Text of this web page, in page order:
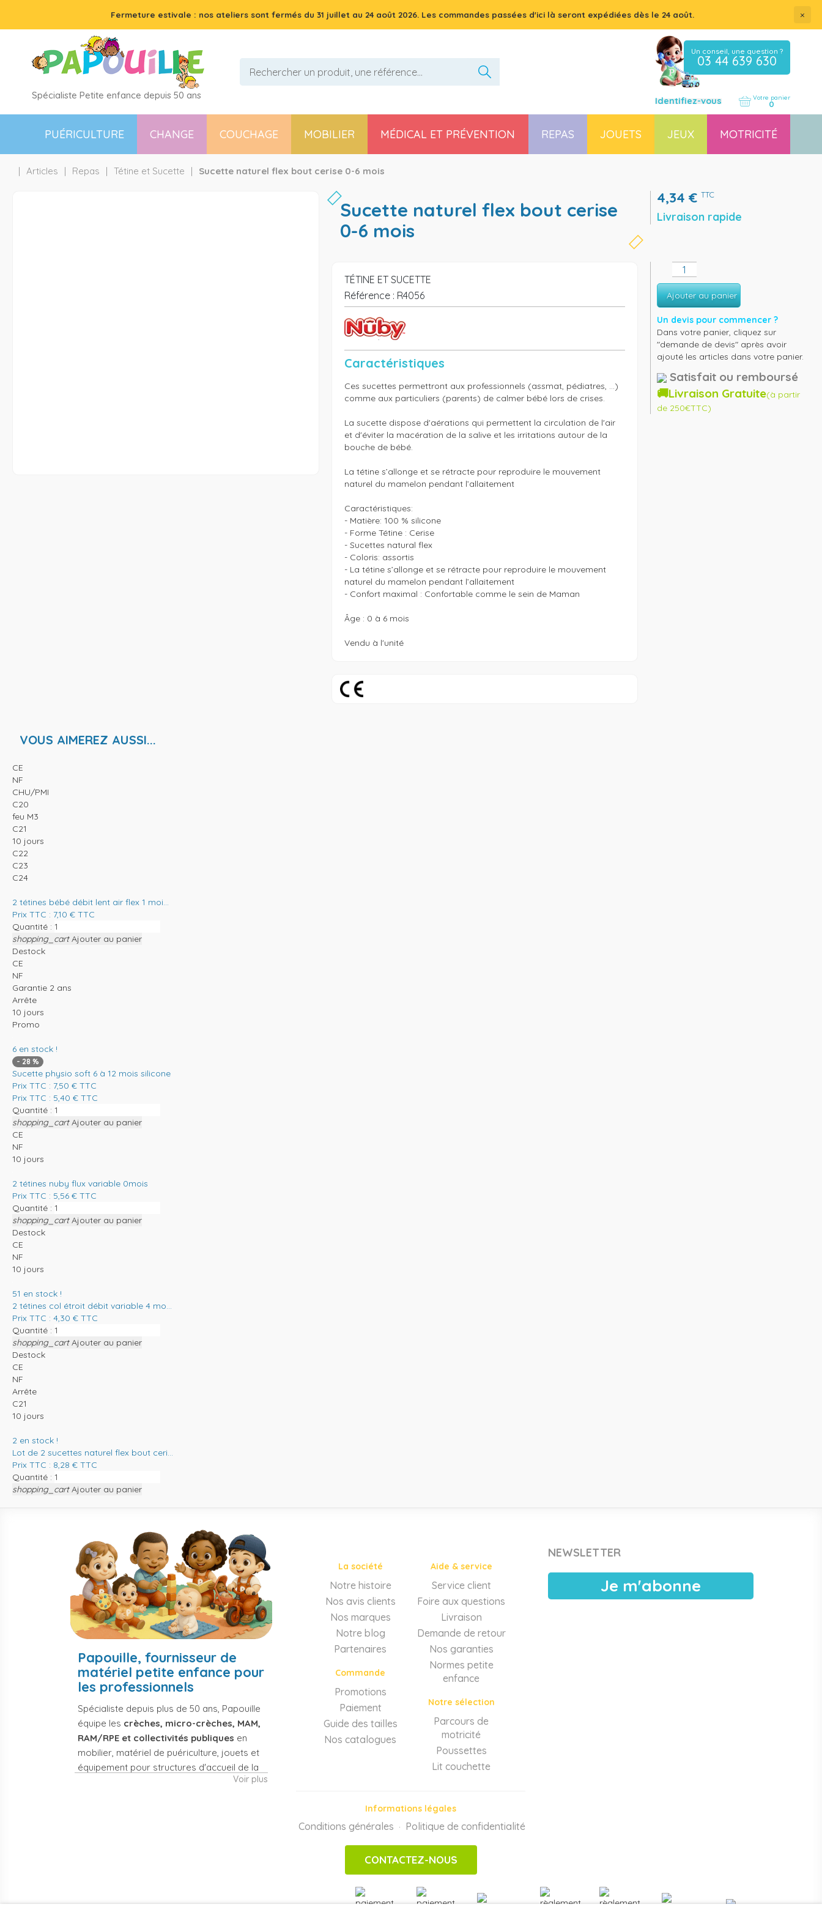
Fermeture estivale : nos ateliers sont fermés du 31 juillet au 24 août 2026. Les commandes passées d'ici là seront expédiées dès le 24 août. ×
Spécialiste Petite enfance depuis 50 ans
Un conseil, une question ?
03 44 639 630
Identifiez-vous Votre panier
0
PUÉRICULTURE CHANGE COUCHAGE MOBILIER MÉDICAL ET PRÉVENTION REPAS JOUETS JEUX MOTRICITÉ
Articles Repas Tétine et Sucette Sucette naturel flex bout cerise 0-6 mois
sucette naturel flex bout cerise
0-6 mois
4,34€ TTC
Livraison rapide
TÉTINE ET SUCETTE
Référence : R4056
Caractéristiques
Ces sucettes permettront aux professionnels (assmat, pédiatres, ...)
comme aux particuliers (parents) de calmer bébé lors de crises.
La sucette dispose d'aérations qui permettent la circulation de l'air
et d'éviter la macération de la salive et les irritations autour de la
bouche de bébé.
La tétine s’allonge et se rétracte pour reproduire le mouvement
naturel du mamelon pendant l’allaitement
Caractéristiques:
- Matière: 100 % silicone
- Forme Tétine : Cerise
- Sucettes natural flex
- Coloris: assortis
- La tétine s’allonge et se rétracte pour reproduire le mouvement
naturel du mamelon pendant l’allaitement
- Confort maximal : Confortable comme le sein de Maman
Âge : 0 à 6 mois
Vendu à l'unité
Ajouter au panier
Un devis pour commencer ?
Dans votre panier, cliquez sur
"demande de devis" après avoir
ajouté les articles dans votre panier.
Satisfait ou remboursé
🚚Livraison Gratuite(à partir
de 250€TTC)
VOUS AIMEREZ AUSSI...
CE
NF
CHU/PMI
C20
feu M3
C21
10 jours
C22
C23
C24
2 tétines bébé débit lent air flex 1 moi...
Prix TTC : 7,10 € TTC
Quantité :
shopping_cart Ajouter au panier
Destock
CE
NF
Garantie 2 ans
Arrête
10 jours
Promo
6 en stock !
- 28 %
Sucette physio soft 6 à 12 mois silicone
Prix TTC : 7,50 € TTC
Prix TTC : 5,40 € TTC
Quantité :
shopping_cart Ajouter au panier
CE
NF
10 jours
2 tétines nuby flux variable 0mois
Prix TTC : 5,56 € TTC
Quantité :
shopping_cart Ajouter au panier
Destock
CE
NF
10 jours
51 en stock !
2 tétines col étroit débit variable 4 mo...
Prix TTC : 4,30 € TTC
Quantité :
shopping_cart Ajouter au panier
Destock
CE
NF
Arrête
C21
10 jours
2 en stock !
Lot de 2 sucettes naturel flex bout ceri...
Prix TTC : 8,28 € TTC
Quantité :
shopping_cart Ajouter au panier
Papouille, fournisseur de
matériel petite enfance pour
les professionnels
Spécialiste depuis plus de 50 ans, Papouille
équipe les crèches, micro-crèches, MAM,
RAM/RPE et collectivités publiques en
mobilier, matériel de puériculture, jouets et
équipement pour structures d'accueil de la
couchettes
places, transats,
Voir plus
La société
Notre histoire
Nos avis clients
Nos marques
Notre blog
Partenaires
Commande
Promotions
Paiement
Guide des tailles
Nos catalogues
Aide & service
Service client
Foire aux questions
Livraison
Demande de retour
Nos garanties
Normes petite
enfance
Notre sélection
Parcours de
motricité
Poussettes
Lit couchette
Informations légales
Conditions générales · Politique de confidentialité
CONTACTEZ-NOUS
NEWSLETTER
Je m'abonne